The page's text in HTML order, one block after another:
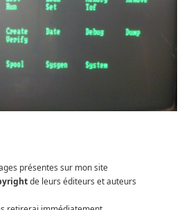
présentes sur mon site
de leurs éditeurs et auteurs